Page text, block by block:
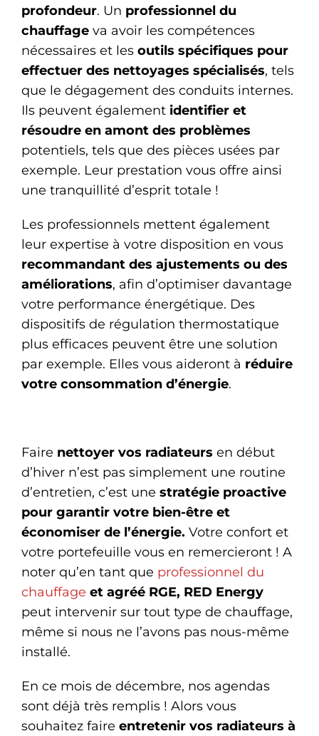
profondeur. Un professionnel du
chauffageva avoir les compétences
nécessaires et les outils spécifiques pour
effectuer des nettoyages spécialisés, tels
que le dégagement des conduits internes.
Ils peuvent également identifier et
résoudre en amont des problèmes
potentiels, tels que des pièces usées par
exemple. Leur prestation vous offre ainsi
une tranquillité d’esprit totale !
Les professionnels mettent également
leur expertise à votre disposition en vous
recommandant des ajustements ou des
améliorations, afin d’optimiser davantage
votre performance énergétique. Des
dispositifs de régulation thermostatique
plus efficaces peuvent être une solution
par exemple. Elles vous aideront à réduire
votre consommation d’énergie.
Faire nettoyer vos radiateurs en début
d’hiver n’est pas simplement une routine
d’entretien, c’est une stratégie proactive
pour garantir votre bien-être et
économiser de l’énergie. Votre confort et
votre portefeuille vous en remercieront ! A
noter qu’en tant que professionnel du
chauffage et agréé RGE, RED Energy
peut intervenir sur tout type de chauffage,
même si nous ne l’avons pas nous-même
installé.
En ce mois de décembre, nos agendas
sont déjà très remplis ! Alors vous
souhaitez faire entretenir vos radiateurs à